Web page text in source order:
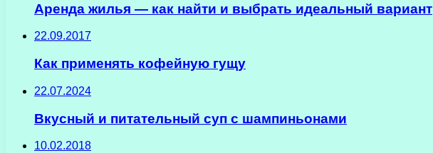
Аренда жилья — как найти и выбрать идеальный вариант
22.09.2017
Как применять кофейную гущу
22.07.2024
Вкусный и питательный суп с шампиньонами
10.02.2018